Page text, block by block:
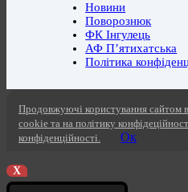
Новини
Поворознюк
ФК Інгулець
АФ П’ятихатська
Політика
Продовжуючі користування сайтом
cookie та на політику
конфіденційності.
Ок
X